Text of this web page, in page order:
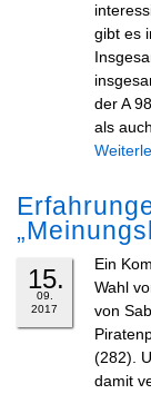
gibt es
der A
als
15.
09.
2017
Ein
Wahl
von
(282).
damit